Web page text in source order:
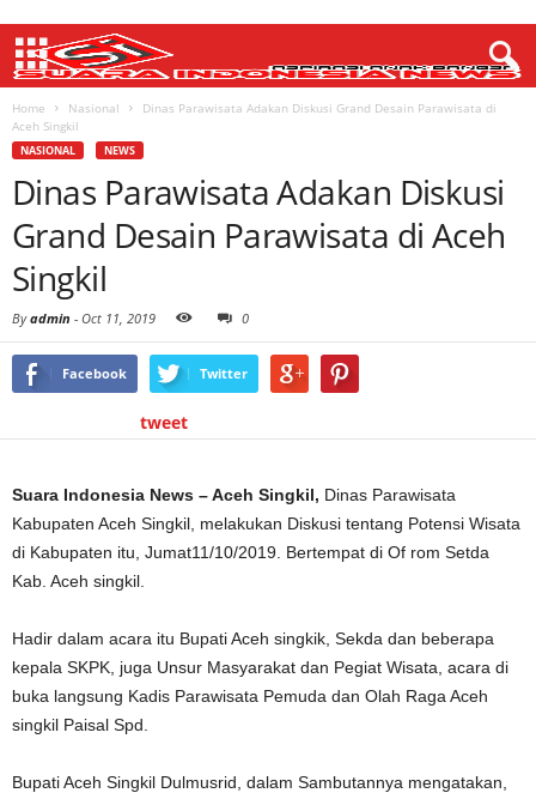
Home Nasional
Dinas Parawisata Adakan Diskusi Grand Desain Parawisata di
Aceh Singkil
NASIONAL NEWS
Dinas Parawisata Adakan Diskusi
Grand Desain Parawisata di Aceh
Singkil
Byadmin - Oct 11, 2019 0
Facebook Twitter
tweet
Suara Indonesia News – Aceh Singkil, Dinas Parawisata
Kabupaten Aceh Singkil, melakukan Diskusi tentang Potensi Wisata
di Kabupaten itu, Jumat11/10/2019. Bertempat di Of rom Setda
Kab. Aceh singkil.
Hadir dalam acara itu Bupati Aceh singkik, Sekda dan beberapa
kepala SKPK, juga Unsur Masyarakat dan Pegiat Wisata, acara di
buka langsung Kadis Parawisata Pemuda dan Olah Raga Aceh
singkil Paisal Spd.
Bupati Aceh Singkil Dulmusrid, dalam Sambutannya mengatakan,